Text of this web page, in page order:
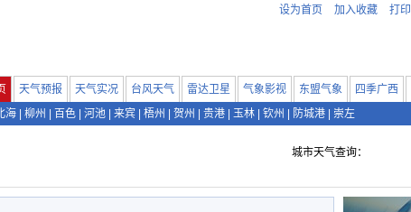
设为首页 加入收藏 打印
天气预报 天气实况 台风天气 雷达卫星 气象影视 东盟气象 四季广西
海 柳州 百色 河池 来宾 梧州 贺州 贵港 玉林 钦州 防城港 崇左
城市天气查询：